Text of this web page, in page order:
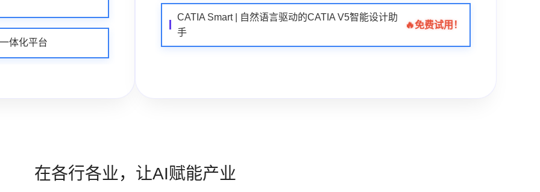
体化平台
CATIA Smart | 自然语言驱动的CATIA V5智能设计助
手
🔥免费试用！
在各行各业，让AI赋能产业